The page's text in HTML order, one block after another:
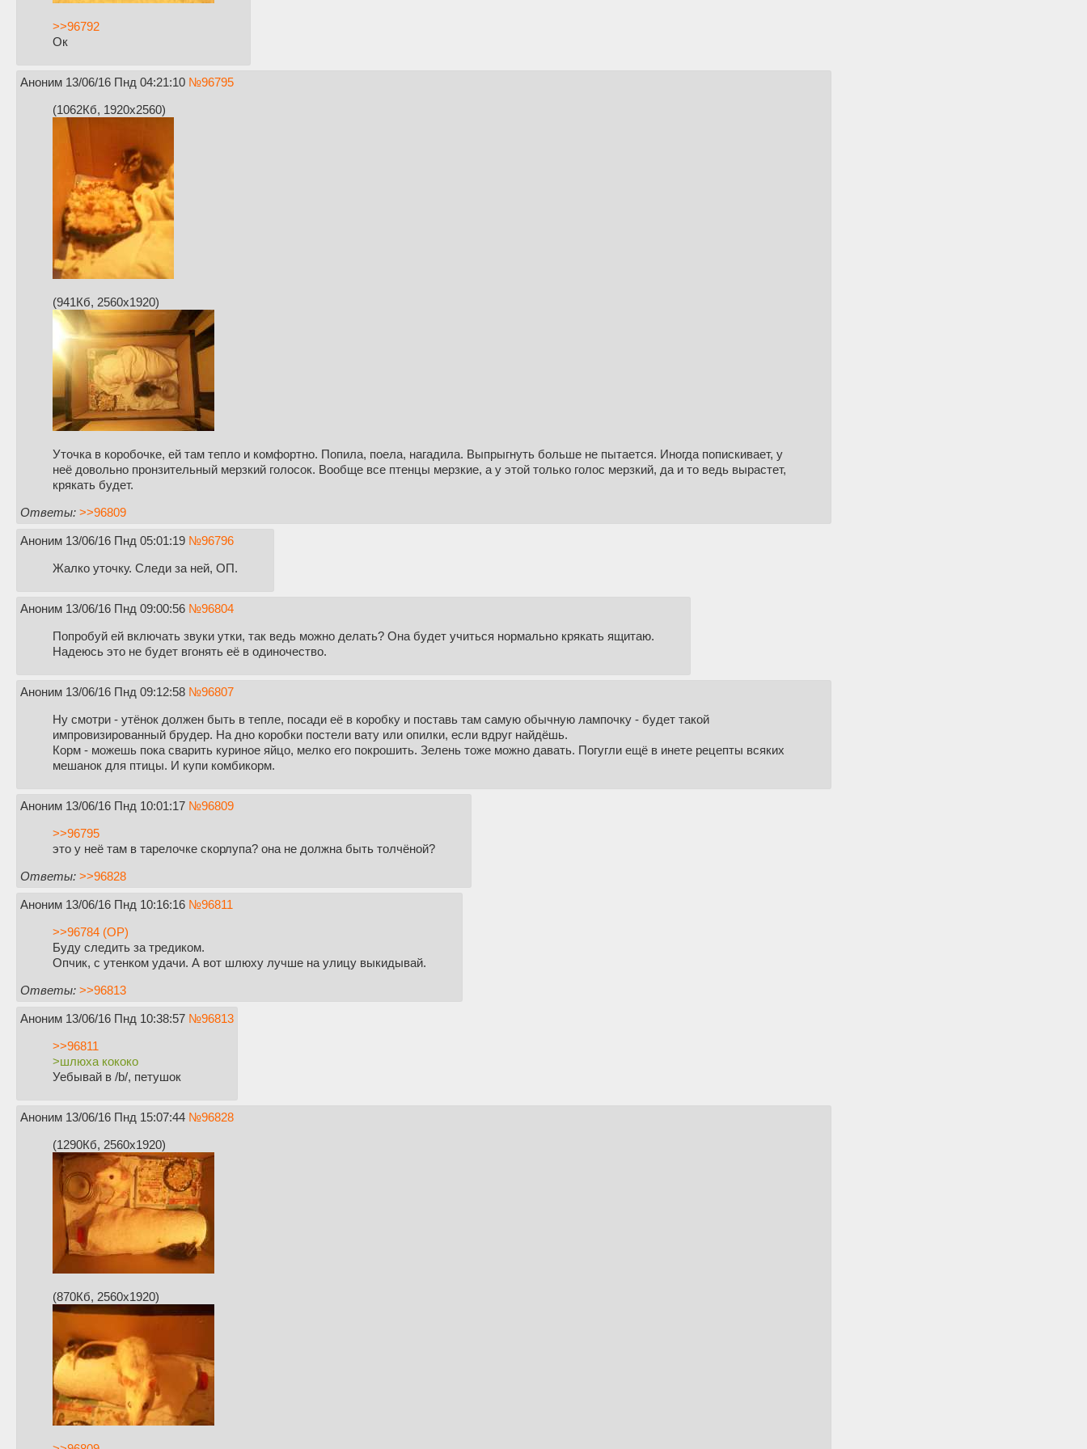
>>96792
Ок
Аноним 13/06/16 Пнд 04:21:10 №96795
(1062Кб, 1920x2560)
(941Кб, 2560x1920)
Уточка в коробочке, ей там тепло и комфортно. Попила, поела, нагадила. Выпрыгнуть больше не пытается. Иногда попискивает, у
неё довольно пронзительный мерзкий голосок. Вообще все птенцы мерзкие, а у этой только голос мерзкий, да и то ведь вырастет,
крякать будет.
Ответы: >>96809
Аноним 13/06/16 Пнд 05:01:19 №96796
Жалко уточку. Следи за ней, ОП.
Аноним 13/06/16 Пнд 09:00:56 №96804
Попробуй ей включать звуки утки, так ведь можно делать? Она будет учиться нормально крякать ящитаю.
Надеюсь это не будет вгонять её в одиночество.
Аноним 13/06/16 Пнд 09:12:58 №96807
Ну смотри - утёнок должен быть в тепле, посади её в коробку и поставь там самую обычную лампочку - будет такой
импровизированный брудер. На дно коробки постели вату или опилки, если вдруг найдёшь.
Корм - можешь пока сварить куриное яйцо, мелко его покрошить. Зелень тоже можно давать. Погугли ещё в инете рецепты всяких
мешанок для птицы. И купи комбикорм.
Аноним 13/06/16 Пнд 10:01:17 №96809
>>96795
это у неё там в тарелочке скорлупа? она не должна быть толчёной?
Ответы: >>96828
Аноним 13/06/16 Пнд 10:16:16 №96811
>>96784 (OP)
Буду следить за тредиком.
Опчик, с утенком удачи. А вот шлюху лучше на улицу выкидывай.
Ответы: >>96813
Аноним 13/06/16 Пнд 10:38:57 №96813
>>96811
>шлюха кококо
Уебывай в /b/, петушок
Аноним 13/06/16 Пнд 15:07:44 №96828
(1290Кб, 2560x1920)
(870Кб, 2560x1920)